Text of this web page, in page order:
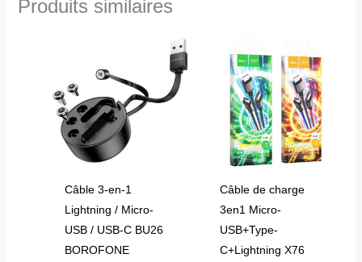
Produits similaires
Câble 3-en-1
Lightning / Micro-
USB / USB-C BU26
BOROFONE
Câble de charge
3en1 Micro-
USB+Type-
C+Lightning X76
produit
a
plusieurs
variations.
Les
options